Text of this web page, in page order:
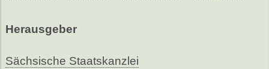
Herausgeber
Sächsische Staatskanzlei